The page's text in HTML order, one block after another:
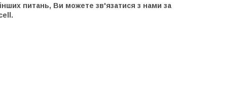
питань, Ви можете зв'язатися з нами за